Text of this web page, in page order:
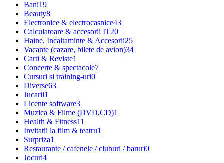
Bani19
Beauty8
Electronice & electrocasnice43
Calculatoare & accesorii IT20
Haine, Incaltaminte & Accesorii25
Vacante (cazare, bilete de avion)34
Carti & Reviste1
Concerte & spectacole7
Cursuri si training-uri0
Diverse63
Jucarii1
Licente software3
Muzica & Filme (DVD,CD)1
Health & Fitness11
Invitatii la film & teatru1
Surpriza1
Restaurante / cafenele / cluburi / baruri0
Jocuri4